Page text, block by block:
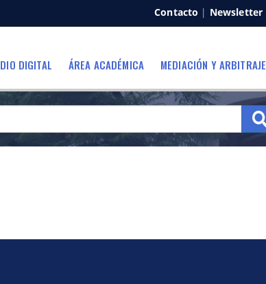
Contacto | Newsletter
DIGITAL ÁREA ACADÉMICA MEDIACIÓN Y ARBITRAJE